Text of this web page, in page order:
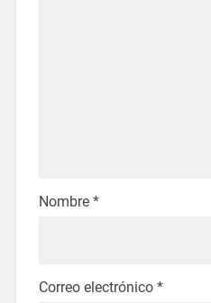
Nombre *
Correo electrónico *